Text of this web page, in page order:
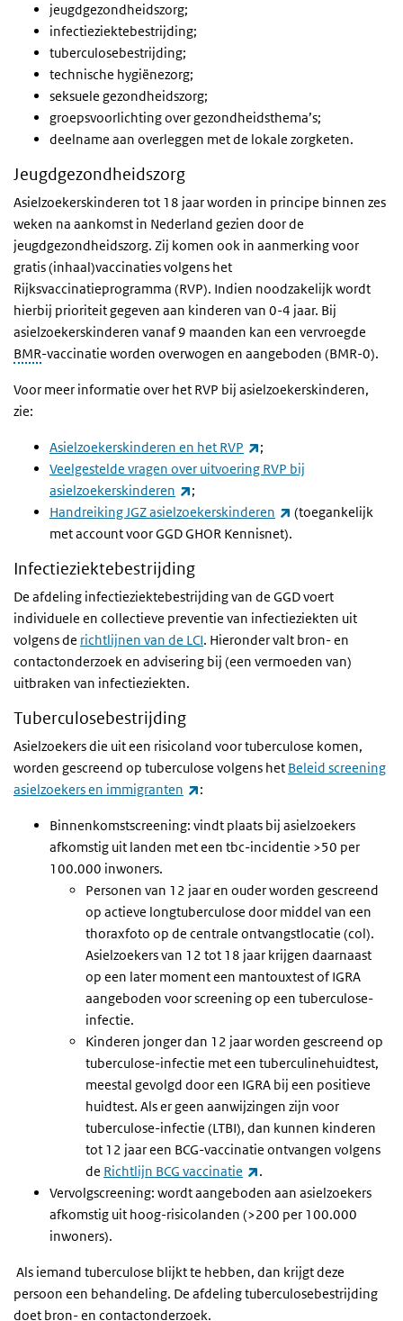
jeugdgezondheidszorg;
infectieziektebestrijding;
tuberculosebestrijding;
technische hygiënezorg;
seksuele gezondheidszorg;
groepsvoorlichting over gezondheidsthema’s;
deelname aan overleggen met de lokale zorgketen.
Jeugdgezondheidszorg
Asielzoekerskinderen tot 18 jaar worden in principe binnen zes
weken na aankomst in Nederland gezien door de
jeugdgezondheidszorg. Zij komen ook in aanmerking voor
gratis (inhaal)vaccinaties volgens het
Rijksvaccinatieprogramma (RVP). Indien noodzakelijk wordt
hierbij prioriteit gegeven aan kinderen van 0-4 jaar. Bij
asielzoekerskinderen vanaf 9 maanden kan een vervroegde
BMR-vaccinatie worden overwogen en aangeboden (BMR-0).
Voor meer informatie over het RVP bij asielzoekerskinderen,
zie:
Asielzoekerskinderen en het RVP (externe link)
;
Veelgestelde vragen over uitvoering RVP bij
asielzoekerskinderen
(externe link)
;
Handreiking JGZ asielzoekerskinderen
(externe link)
(toegankelijk
met account voor GGD GHOR Kennisnet).
Infectieziektebestrijding
De afdeling infectieziektebestrijding van de GGD voert
individuele en collectieve preventie van infectieziekten uit
volgens de richtlijnen van de LCI. Hieronder valt bron- en
contactonderzoek en advisering bij (een vermoeden van)
uitbraken van infectieziekten.
Tuberculosebestrijding
Asielzoekers die uit een risicoland voor tuberculose komen,
worden gescreend op tuberculose volgens het Beleid screening
asielzoekers en immigranten
(externe link)
:
Binnenkomstscreening: vindt plaats bij asielzoekers
afkomstig uit landen met een tbc-incidentie >50 per
100.000 inwoners.
Personen van 12 jaar en ouder worden gescreend
op actieve longtuberculose door middel van een
thoraxfoto op de centrale ontvangstlocatie (col).
Asielzoekers van 12 tot 18 jaar krijgen daarnaast
op een later moment een mantouxtest of IGRA
aangeboden voor screening op een tuberculose-
infectie.
Kinderen jonger dan 12 jaar worden gescreend op
tuberculose-infectie met een tuberculinehuidtest,
meestal gevolgd door een IGRA bij een positieve
huidtest. Als er geen aanwijzingen zijn voor
tuberculose-infectie (LTBI), dan kunnen kinderen
tot 12 jaar een BCG-vaccinatie ontvangen volgens
de Richtlijn BCG vaccinatie (externe link)
.
Vervolgscreening: wordt aangeboden aan asielzoekers
afkomstig uit hoog-risicolanden (>200 per 100.000
inwoners).
Als iemand tuberculose blijkt te hebben, dan krijgt deze
persoon een behandeling. De afdeling tuberculosebestrijding
doet bron- en contactonderzoek.